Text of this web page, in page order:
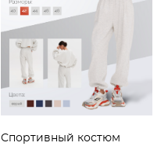
Спортивный костюм